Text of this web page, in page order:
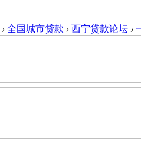
› 全国城市贷款 › 西宁贷款论坛 ›